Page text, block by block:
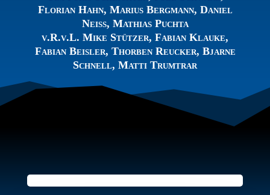
Florian Hahn, Marius Bergmann, Daniel
Neiss, Mathias Puchta
v.R.v.L. Mike Stützer, Fabian Klauke,
Fabian Beisler, Thorben Reucker, Bjarne
Schnell, Matti Trumtrar